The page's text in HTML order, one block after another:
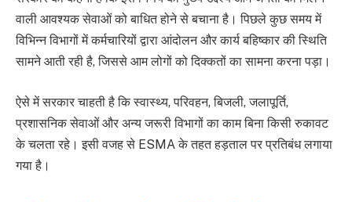
वाली आवश्यक सेवाओं को बाधित होने से बचाना है। पिछले कुछ समय में
विभिन्न विभागों में कर्मचारियों द्वारा आंदोलन और कार्य बहिष्कार की स्थिति
सामने आती रही है, जिससे आम लोगों को दिक्कतों का सामना करना पड़ा।
ऐसे में सरकार चाहती है कि स्वास्थ्य, परिवहन, बिजली, जलापूर्ति,
प्रशासनिक सेवाओं और अन्य जरूरी विभागों का काम बिना किसी रुकावट
के चलता रहे। इसी वजह से ESMA के तहत हड़ताल पर प्रतिबंध लगाया
गया है।